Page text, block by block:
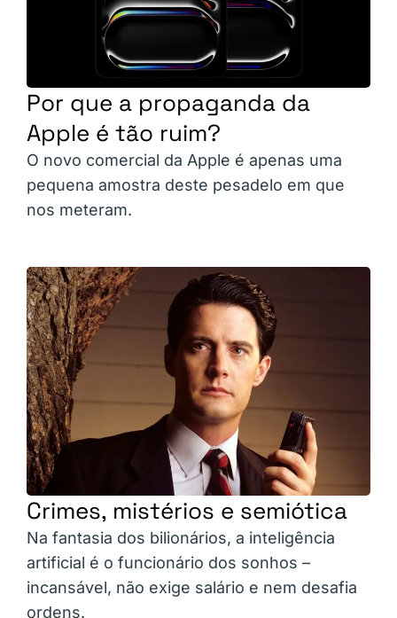
Por que a propaganda da
Apple é tão ruim?
O novo comercial da Apple é apenas uma
pequena amostra deste pesadelo em que
nos meteram.
Crimes, mistérios e semiótica
Na fantasia dos bilionários, a inteligência
artificial é o funcionário dos sonhos –
incansável, não exige salário e nem desafia
ordens.